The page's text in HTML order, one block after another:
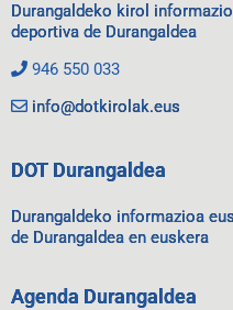
Durangaldeko kirol
deportiva de Durangaldea
946 550 033
info@dotkirolak.eus
DOT Durangaldea
Durangaldeko informazioa
de Durangaldea en euskera
Agenda Durangaldea